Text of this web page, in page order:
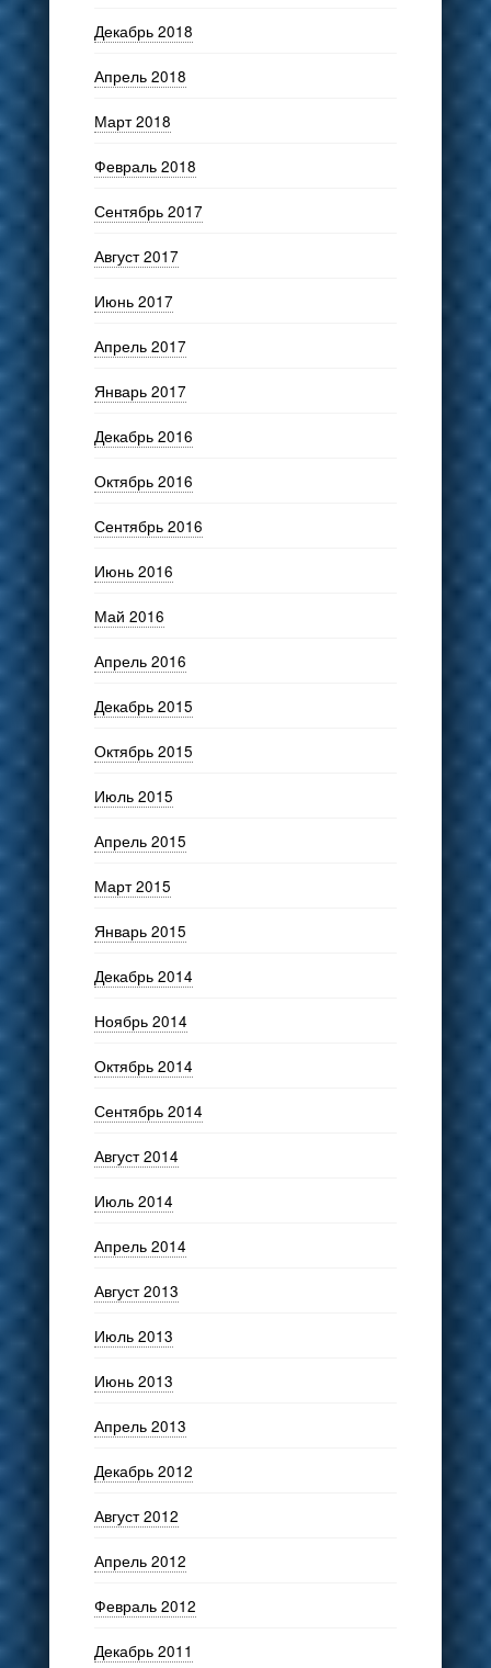
Декабрь 2018
Апрель 2018
Март 2018
Февраль 2018
Сентябрь 2017
Август 2017
Июнь 2017
Апрель 2017
Январь 2017
Декабрь 2016
Октябрь 2016
Сентябрь 2016
Июнь 2016
Май 2016
Апрель 2016
Декабрь 2015
Октябрь 2015
Июль 2015
Апрель 2015
Март 2015
Январь 2015
Декабрь 2014
Ноябрь 2014
Октябрь 2014
Сентябрь 2014
Август 2014
Июль 2014
Апрель 2014
Август 2013
Июль 2013
Июнь 2013
Апрель 2013
Декабрь 2012
Август 2012
Апрель 2012
Февраль 2012
Декабрь 2011